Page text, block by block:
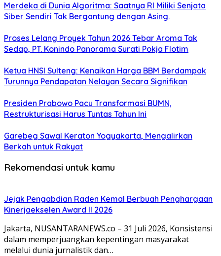
Merdeka di Dunia Algoritma: Saatnya RI Miliki Senjata
Siber Sendiri Tak Bergantung dengan Asing.
Proses Lelang Proyek Tahun 2026 Tebar Aroma Tak
Sedap, PT. Konindo Panorama Surati Pokja Flotim
Ketua HNSI Sulteng: Kenaikan Harga BBM Berdampak
Turunnya Pendapatan Nelayan Secara Signifikan
Presiden Prabowo Pacu Transformasi BUMN,
Restrukturisasi Harus Tuntas Tahun Ini
Garebeg Sawal Keraton Yogyakarta, Mengalirkan
Berkah untuk Rakyat
Rekomendasi untuk kamu
Jejak Pengabdian Raden Kemal Berbuah Penghargaan
Kinerjaekselen Award II 2026
Jakarta, NUSANTARANEWS.co – 31 Juli 2026, Konsistensi
dalam memperjuangkan kepentingan masyarakat
melalui dunia jurnalistik dan…